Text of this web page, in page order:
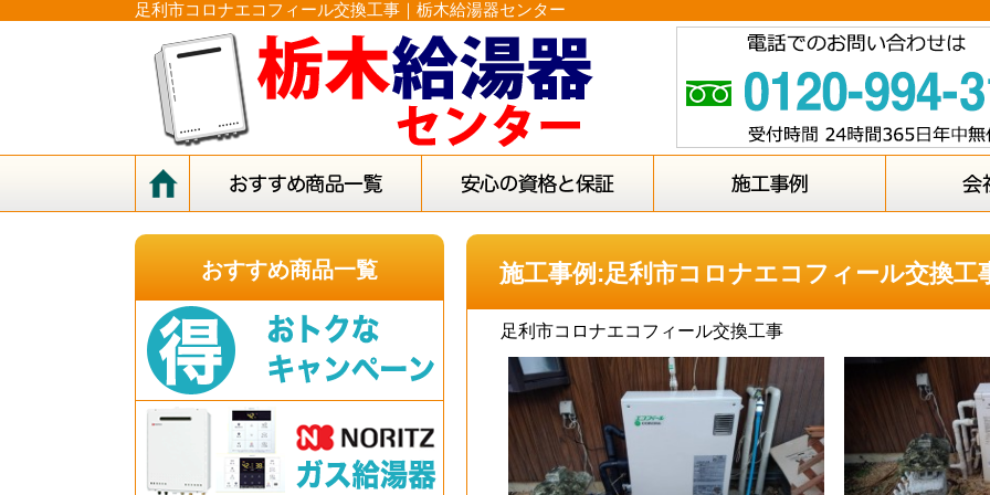
足利市コロナエコフィール交換工事｜栃木給湯器センター
施工事例:足利市コロナエコフィール交換工
足利市コロナエコフィール交換工事
おすすめ商品一覧